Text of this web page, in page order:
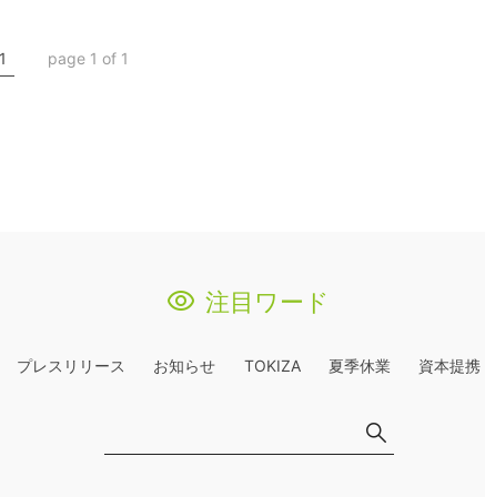
1 page 1 of 1
注目ワード
プレスリリース お知らせ TOKIZA 夏季休業 資本提携